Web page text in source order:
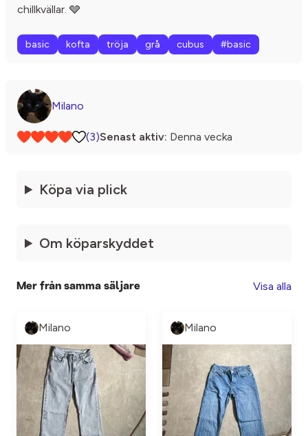
chillkvällar. 🩶
basic kofta tröja grå cubus #basic
Milano
(3)Senast aktiv: Denna vecka
Köpa via plick
Om köparskyddet
Mer från samma säljare Visa alla
Milano Milano